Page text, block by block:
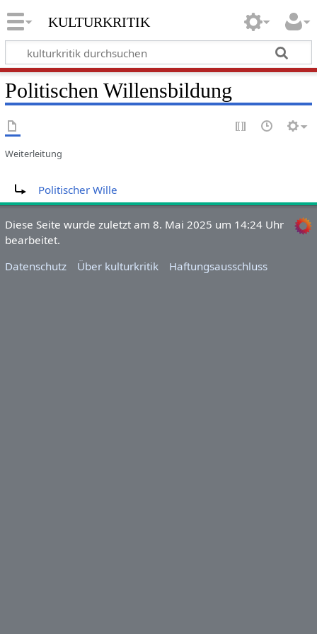
kulturkritik
Politischen Willensbildung
Weiterleitung
Politischer Wille
Diese Seite wurde zuletzt am 8. Mai 2025 um 14:24 Uhr
bearbeitet.
Datenschutz
Über kulturkritik Haftungsausschluss